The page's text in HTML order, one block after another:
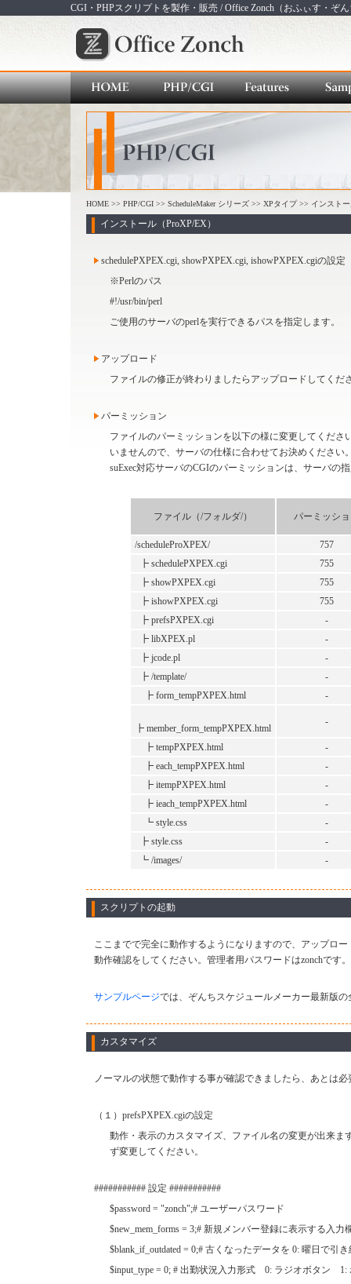
CGI・PHPスクリプトを製作・販売 / Office Zonch（おふぃす・ぞ
HOME >> PHP/CGI >> ScheduleMaker シリーズ >> XPタイプ >> インスト
インストール（ProXP/EX）
schedulePXPEX.cgi, showPXPEX.cgi, ishowPXPEX.cgiの設定
※Perlのパス
#!/usr/bin/perl
ご使用のサーバのperlを実行できるパスを指定します。
アップロード
ファイルの修正が終わりましたらアップロードしてくだ
パーミッション
ファイルのパーミッションを以下の様に変更してくださ
いませんので、サーバの仕様に合わせてお決めください
suExec対応サーバのCGIのパーミッションは、サーバの
ファイル（/フォルダ/） パーミッシ
/scheduleProXPEX/
757
┣ schedulePXPEX.cgi
755
┣ showPXPEX.cgi
755
┣ ishowPXPEX.cgi
755
┣ prefsPXPEX.cgi
-
┣ libXPEX.pl
-
┣ jcode.pl
-
┣ /template/
-
┣ form_tempPXPEX.html
-
┣ member_form_tempPXPEX.html
-
┣ tempPXPEX.html
-
┣ each_tempPXPEX.html
-
┣ itempPXPEX.html
-
┣ ieach_tempPXPEX.html
-
┗ style.css
-
┣ style.css
-
┗ /images/
-
スクリプトの起動
ここまでで完全に動作するようになりますので、アップロー
動作確認をしてください。管理者用パスワードはzonchです。
サンプルページでは、ぞんちスケジュールメーカー最新版
カスタマイズ
ノーマルの状態で動作する事が確認できましたら、あとは
（１）prefsPXPEX.cgiの設定
動作・表示のカスタマイズ、ファイル名の変更が出来ま
ず変更してください。
########### 設定 ###########
$password = "zonch";# ユーザーパスワード
$new_mem_forms = 3;# 新規メンバー登録に表示する入力
$blank_if_outdated = 0;# 古くなったデータを 0: 曜日で引
$input_type = 0; # 出勤状況入力形式 0: ラジオボタン 1: